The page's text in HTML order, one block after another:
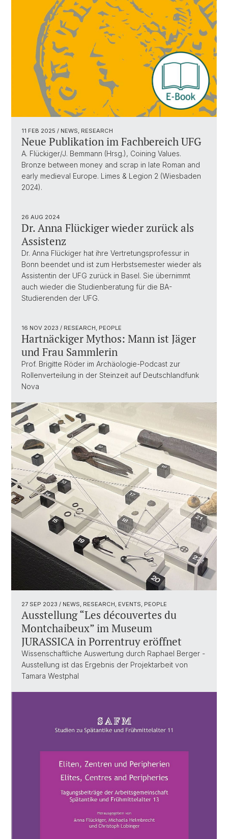
11 FEB 2025 / NEWS, RESEARCH
Neue Publikation im Fachbereich UFG
A. Flückiger/J. Bemmann (Hrsg.), Coining Values.
Bronze between money and scrap in late Roman and
early medieval Europe. Limes & Legion 2 (Wiesbaden
2024).
26 AUG 2024
Dr. Anna Flückiger wieder zurück als
Assistenz
Dr. Anna Flückiger hat ihre Vertretungsprofessur in
Bonn beendet und ist zum Herbstsemester wieder als
Assistentin der UFG zurück in Basel. Sie übernimmt
auch wieder die Studienberatung für die BA-
Studierenden der UFG.
16 NOV 2023 / RESEARCH, PEOPLE
Hartnäckiger Mythos: Mann ist Jäger
und Frau Sammlerin
Prof. Brigitte Röder im Archäologie-Podcast zur
Rollenverteilung in der Steinzeit auf Deutschlandfunk
Nova
27 SEP 2023 / NEWS, RESEARCH, EVENTS, PEOPLE
Ausstellung “Les découvertes du
Montchaibeux” im Museum
JURASSICA in Porrentruy eröffnet
Wissenschaftliche Auswertung durch Raphael Berger -
Ausstellung ist das Ergebnis der Projektarbeit von
Tamara Westphal